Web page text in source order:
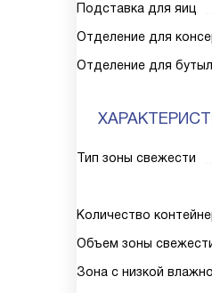
Подставка для яиц
Отделение для
Отделение для
Тип зоны свежести
Количество
Объем зоны
Зона с низкой